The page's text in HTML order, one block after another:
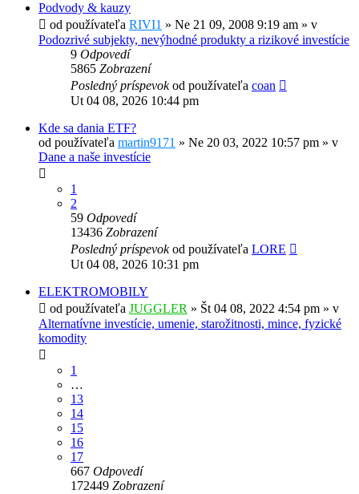
Podvody & kauzy
od používateľa RIVI1 » Ne 21 09, 2008 9:19 am » v
Podozrivé subjekty, nevýhodné produkty a rizikové investície
9 Odpovedí
5865 Zobrazení
Posledný príspevokod používateľa coan
Ut 04 08, 2026 10:44 pm
Kde sa dania ETF?
od používateľa martin9171 » Ne 20 03, 2022 10:57 pm » v
Dane a naše investície
1
2
59 Odpovedí
13436 Zobrazení
Posledný príspevokod používateľa LORE
Ut 04 08, 2026 10:31 pm
ELEKTROMOBILY
od používateľa JUGGLER » Št 04 08, 2022 4:54 pm » v
Alternatívne investície, umenie, starožitnosti, mince, fyzické
komodity
1
…
13
14
15
16
17
667 Odpovedí
172449 Zobrazení